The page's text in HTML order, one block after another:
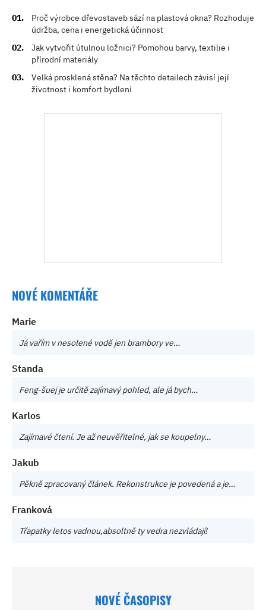
Proč výrobce dřevostaveb sází na plastová okna? Rozhoduje
údržba, cena i energetická účinnost
Jak vytvořit útulnou ložnici? Pomohou barvy, textilie i
přírodní materiály
Velká prosklená stěna? Na těchto detailech závisí její
životnost i komfort bydlení
NOVÉ KOMENTÁŘE
Marie
Já vařím v nesolené vodě jen brambory ve…
Standa
Feng-šuej je určitě zajímavý pohled, ale já bych…
Karlos
Zajímavé čtení. Je až neuvěřitelné, jak se koupelny…
Jakub
Pěkně zpracovaný článek. Rekonstrukce je povedená a je…
Franková
Třapatky letos vadnou,absoltně ty vedra nezvládají!
NOVÉ ČASOPISY